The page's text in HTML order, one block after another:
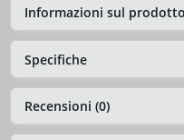
Informazioni sul prodotto
Specifiche
Recensioni (0)